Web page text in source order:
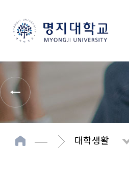
대학생활